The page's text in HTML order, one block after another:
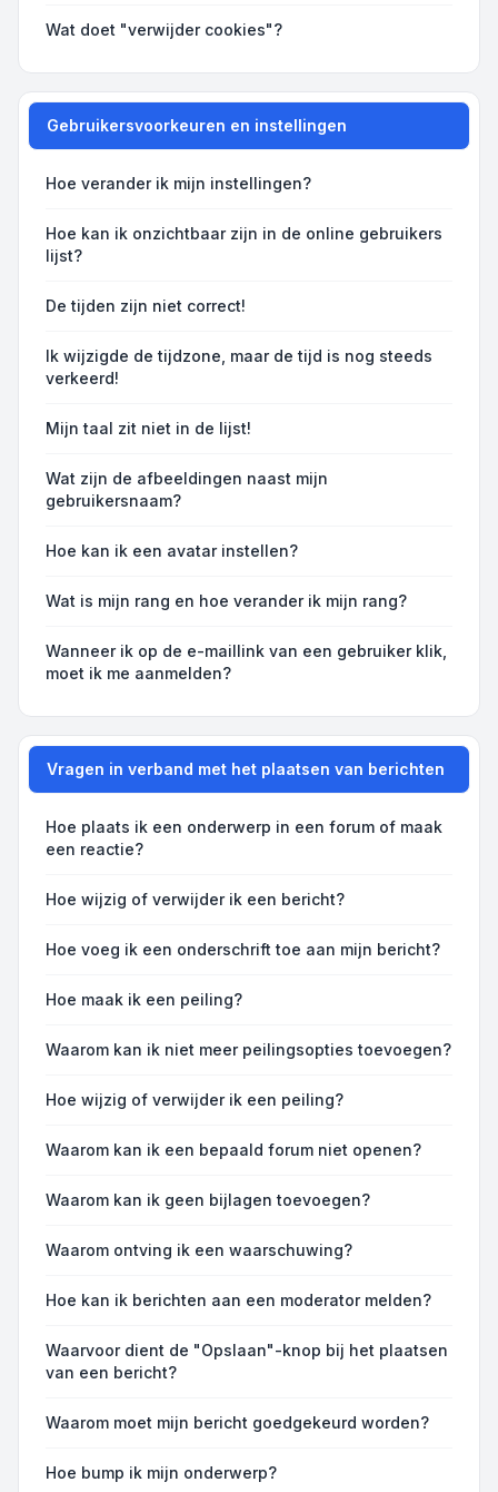
Wat doet "verwijder cookies"?
Gebruikersvoorkeuren en instellingen
Hoe verander ik mijn instellingen?
Hoe kan ik onzichtbaar zijn in de online gebruikers
lijst?
De tijden zijn niet correct!
Ik wijzigde de tijdzone, maar de tijd is nog steeds
verkeerd!
Mijn taal zit niet in de lijst!
Wat zijn de afbeeldingen naast mijn
gebruikersnaam?
Hoe kan ik een avatar instellen?
Wat is mijn rang en hoe verander ik mijn rang?
Wanneer ik op de e-maillink van een gebruiker klik,
moet ik me aanmelden?
Vragen in verband met het plaatsen van berichten
Hoe plaats ik een onderwerp in een forum of maak
een reactie?
Hoe wijzig of verwijder ik een bericht?
Hoe voeg ik een onderschrift toe aan mijn bericht?
Hoe maak ik een peiling?
Waarom kan ik niet meer peilingsopties toevoegen?
Hoe wijzig of verwijder ik een peiling?
Waarom kan ik een bepaald forum niet openen?
Waarom kan ik geen bijlagen toevoegen?
Waarom ontving ik een waarschuwing?
Hoe kan ik berichten aan een moderator melden?
Waarvoor dient de "Opslaan"-knop bij het plaatsen
van een bericht?
Waarom moet mijn bericht goedgekeurd worden?
Hoe bump ik mijn onderwerp?